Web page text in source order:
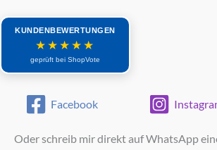
KUNDENBEWERTUNGEN
★★★★★
geprüft bei ShopVote
Facebook
Oder schreib mir direkt auf WhatsApp